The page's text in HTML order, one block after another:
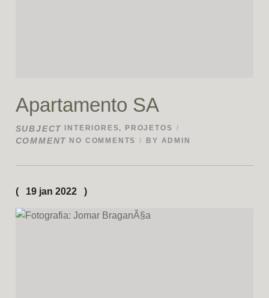
Apartamento SA
SUBJECT INTERIORES, PROJETOS
COMMENT NO COMMENTS BY ADMIN
19 jan 2022